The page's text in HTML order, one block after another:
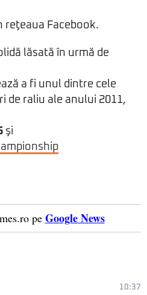
reţeaua Facebook.
lăsată în urmă de
a fi unul dintre cele
de raliu ale anului 2011,
şi
pe Google News
10:37